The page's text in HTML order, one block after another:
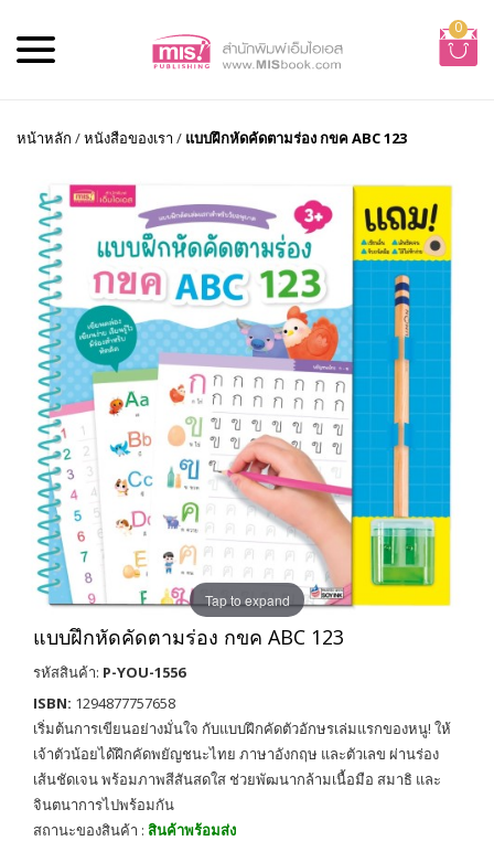
0
หน้าหลัก /หนังสือของเรา / แบบฝึกหัดคัดตามร่อง กขค ABC 123
Tap to expand
แบบฝึกหัดคัดตามร่อง กขค ABC 123
รหัสสินค้า: P-YOU-1556
ISBN: 1294877757658
เริ่มต้นการเขียนอย่างมั่นใจ กับแบบฝึกคัดตัวอักษรเล่มแรกของหนู! ให้
เจ้าตัวน้อยได้ฝึกคัดพยัญชนะไทย ภาษาอังกฤษ และตัวเลข ผ่านร่อง
เส้นชัดเจน พร้อมภาพสีสันสดใส ช่วยพัฒนากล้ามเนื้อมือ สมาธิ และ
จินตนาการไปพร้อมกัน
สถานะของสินค้า : สินค้าพร้อมส่ง